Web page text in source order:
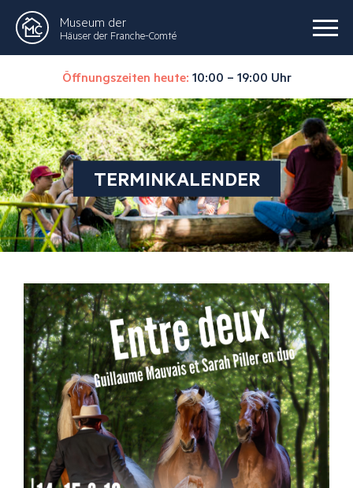
Museum der
Häuser der Franche-Comté
Öffnungszeiten heute: 10:00 – 19:00 Uhr
TERMINKALENDER